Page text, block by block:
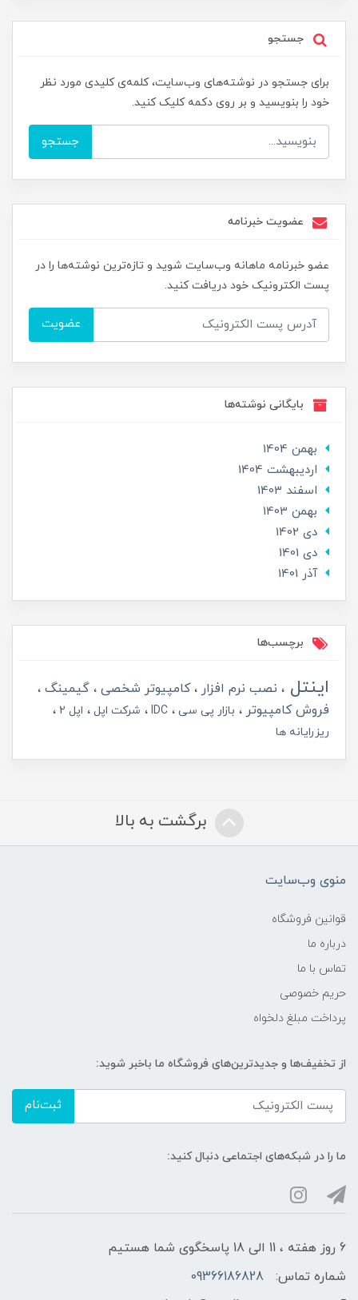
جستجو
برای جستجو در نوشته‌های وب‌سایت، کلمه‌ی کلیدی مورد نظر
خود را بنویسید و بر روی دکمه کلیک کنید.
جستجو
عضویت خبرنامه
عضو خبرنامه ماهانه وب‌سایت شوید و تازه‌ترین نوشته‌ها را در
پست الکترونیک خود دریافت کنید.
عضویت
بایگانی نوشته‌ها
بهمن 1404
ارديبهشت 1404
اسفند 1403
بهمن 1403
دی 1402
دی 1401
آذر 1401
برچسب‌ها
اینتل نصب نرم افزار کامپیوتر شخصی
گیمینگ
فروش کامپیوتر
بازار پی سی IDC شرکت اپل
اپل 2
ریزرایانه ها
برگشت به بالا
منوی وب‌سایت
قوانین فروشگاه
درباره ما
تماس با ما
حریم خصوصی
پرداخت مبلغ دلخواه
از تخفیف‌ها و جدیدترین‌های فروشگاه ما باخبر شوید:
ثبت‌نام
ما را در شبکه‌های اجتماعی دنبال کنید:
6 روز هفته ، 11 الی 18 پاسخگوی شما هستیم
شماره تماس:
09366186828